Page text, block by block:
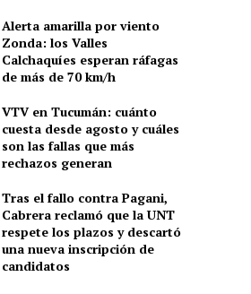
Alerta amarilla por viento
Zonda: los Valles
Calchaquíes esperan ráfagas
de más de 70 km/h
VTV en Tucumán: cuánto
cuesta desde agosto y cuáles
son las fallas que más
rechazos generan
Tras el fallo contra Pagani,
Cabrera reclamó que la UNT
respete los plazos y descartó
una nueva inscripción de
candidatos